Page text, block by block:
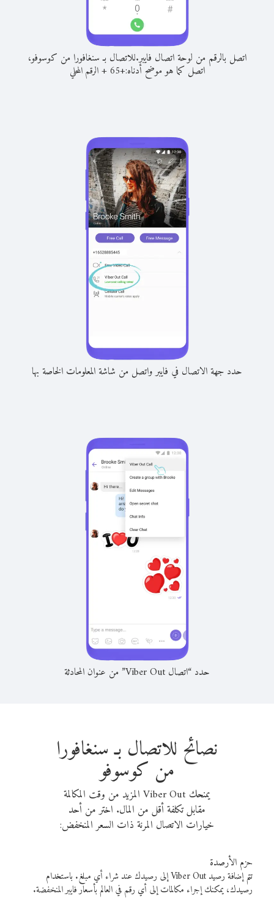
اتصل بالرقم من لوحة اتصال فايبر.للاتصال بـ سنغافورا من كوسوفو،
اتصل كما هو موضح أدناه:+
65
+الرقم المحلي
حدد جهة الاتصال في فايبر واتصل من شاشة المعلومات الخاصة بها
حدد “اتصال Viber Out” من عنوان المحادثة
نصائح للاتصال بـ سنغافورا
من كوسوفو
يمنحك Viber Out المزيد من وقت المكالمة
مقابل تكلفة أقل من المال. اختر من أحد
خيارات الاتصال المرنة ذات السعر المنخفض:
حزم الأرصدة
تتم إضافة رصيد Viber Out إلى رصيدك عند شراء أي مبلغ. باستخدام
رصيدك، يمكنك إجراء مكالمات إلى أي رقم في العالم بأسعار فايبر المنخفضة.